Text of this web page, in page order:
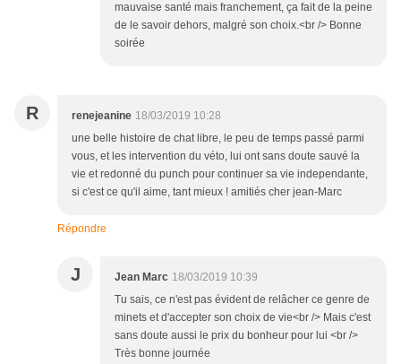
mauvaise santé mais franchement, ça fait de la peine
de le savoir dehors, malgré son choix.<br /> Bonne
soirée
R renejeanine 18/03/2019 10:28
une belle histoire de chat libre, le peu de temps passé parmi
vous, et les intervention du véto, lui ont sans doute sauvé la
vie et redonné du punch pour continuer sa vie independante,
si c'est ce qu'il aime, tant mieux ! amitiés cher jean-Marc
Répondre
J Jean Marc 18/03/2019 10:39
Tu sais, ce n'est pas évident de relâcher ce genre de
minets et d'accepter son choix de vie<br /> Mais c'est
sans doute aussi le prix du bonheur pour lui <br />
Très bonne journée